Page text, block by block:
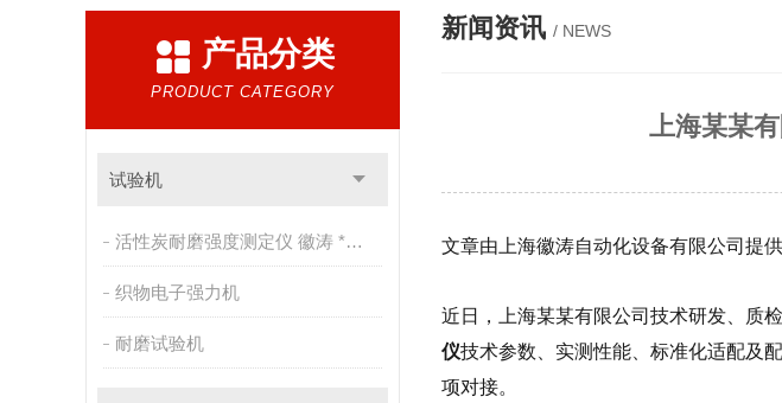
产品分类
PRODUCT CATEGORY
试验机
活性炭耐磨强度测定仪 徽涛 *售后
织物电子强力机
耐磨试验机
新闻资讯 / NEWS
上海某某
文章由上海徽涛自动化设备有限公司提供
近日，上海某某有限公司技术研发、质
仪技术参数、实测性能、标准化适配及
项对接。